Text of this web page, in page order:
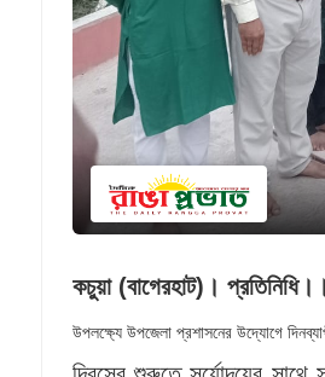
কচুয়া (বাগেরহাট)। প্রতিনিধি।।
উপলক্ষ্যে উপজেলা প্রশাসনের উদ্যোগে